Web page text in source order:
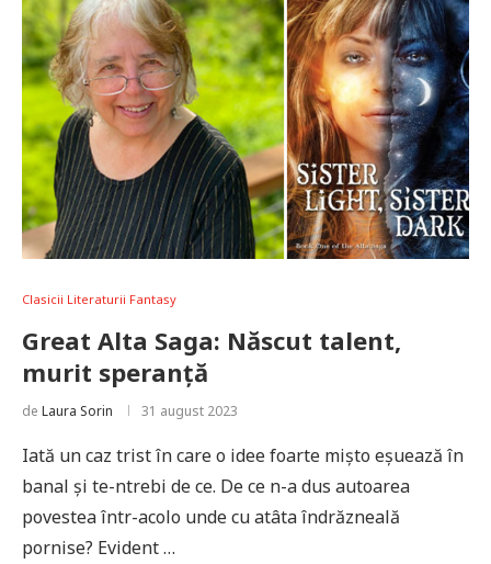
Clasicii Literaturii Fantasy
Great Alta Saga: Născut talent,
murit speranță
de Laura Sorin 31 august 2023
Iată un caz trist în care o idee foarte mișto eșuează în
banal și te-ntrebi de ce. De ce n-a dus autoarea
povestea într-acolo unde cu atâta îndrăzneală
pornise? Evident …